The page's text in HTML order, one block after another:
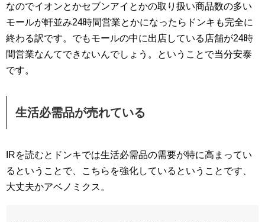
なのでイオンとかセブンアイとかの取り扱い商品数の多い
モールが軒並み24時間営業とかになったらドンキも完全に
終わる訳です。でもモールの中に出店している店舗が24時
間営業なんてできないんでしょう。ということで当分安泰
です。
生活必需品が売れている
IRを読むとドンキでは生活必需品の需要が特に高まってい
るということで、こちらを強化しているということです、
大丈夫かアベノミクス。